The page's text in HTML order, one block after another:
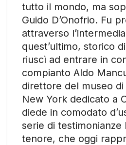
tutto il mondo, ma
Guido D’Onofrio. Fu
attraverso
quest’ultimo, storico
riuscì ad entrare in
compianto Aldo
direttore del museo
New York dedicato a
diede in comodato
serie di testimonianze
tenore, che oggi